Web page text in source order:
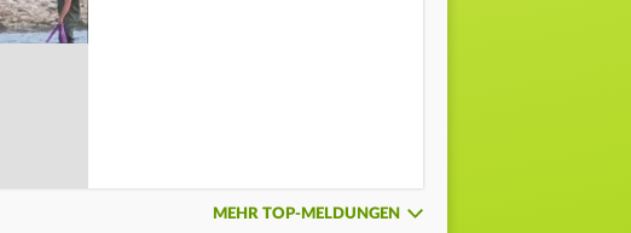
MEHR TOP-MELDUNGEN